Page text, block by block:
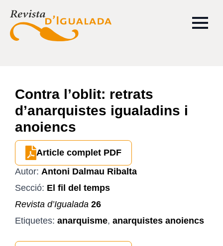
Contra l’oblit: retrats
d’anarquistes igualadins i
anoiencs
Article complet PDF
Autor: Antoni Dalmau Ribalta
Secció: El fil del temps
Revista d’Igualada 26
Etiquetes: anarquisme, anarquistes anoiencs